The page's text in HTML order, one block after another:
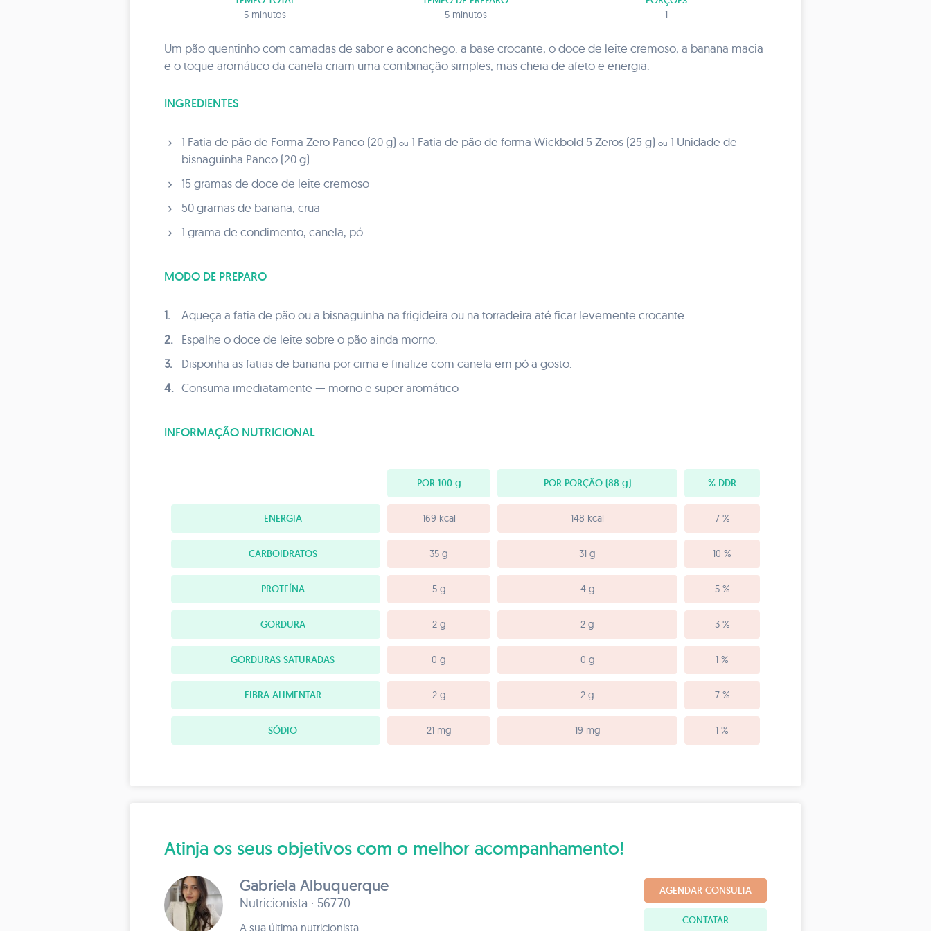
5 minutos
5 minutos
1
Um pão quentinho com camadas de sabor e aconchego: a base crocante, o doce de leite cremoso, a banana macia
e o toque aromático da canela criam uma combinação simples, mas cheia de afeto e energia.
INGREDIENTES
1 Fatia de pão de Forma Zero Panco (20 g) ou 1 Fatia de pão de forma Wickbold 5 Zeros (25 g) ou 1 Unidade de
bisnaguinha Panco (20 g)
15 gramas de doce de leite cremoso
50 gramas de banana, crua
1 grama de condimento, canela, pó
MODO DE PREPARO
1.
Aqueça a fatia de pão ou a bisnaguinha na frigideira ou na torradeira até ficar levemente crocante.
2.
Espalhe o doce de leite sobre o pão ainda morno.
3.
Disponha as fatias de banana por cima e finalize com canela em pó a gosto.
4. Consuma imediatamente — morno e super aromático
INFORMAÇÃO NUTRICIONAL
POR 100 g POR PORÇÃO (88 g) % DDR
ENERGIA 169 kcal 148 kcal 7 %
CARBOIDRATOS 35 g 31 g 10 %
PROTEÍNA 5 g 4 g 5 %
GORDURA 2 g 2 g 3 %
GORDURAS SATURADAS 0 g 0 g 1 %
FIBRA ALIMENTAR 2 g 2 g 7 %
SÓDIO 21 mg 19 mg 1 %
Atinja os seus objetivos com o melhor acompanhamento!
Gabriela Albuquerque
Nutricionista · 56770
A sua última nutricionista
AGENDAR CONSULTA
CONTATAR